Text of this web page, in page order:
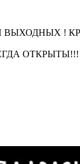
ВЫХОДНЫХ !
ОТКРЫТЫ!!!